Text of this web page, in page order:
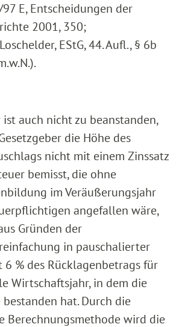
E, Entscheidungen der
2001, 350;
EStG, 44. Aufl., § 6b
ist auch nicht zu beanstanden,
die Höhe des
nicht mit einem Zinssatz
bemisst, die ohne
im Veräußerungsjahr
angefallen wäre,
Gründen der
in pauschalierter
6 % des Rücklagenbetrags für
Wirtschaftsjahr, in dem die
bestanden hat. Durch die
Berechnungsmethode wird die